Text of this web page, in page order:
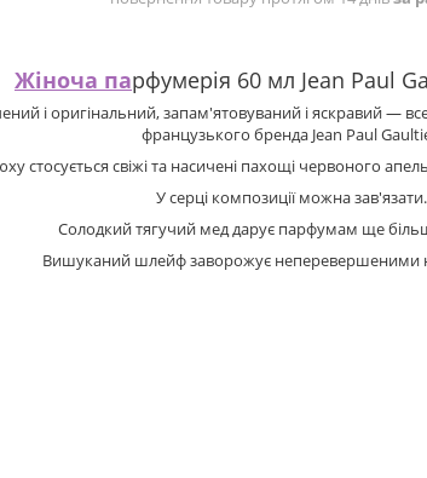
Жіноча парфумерія 60 мл Jean Paul
і оригінальний, запам'ятовуваний і яскравий —
французького бренда Jean Paul
стосується свіжі та насичені пахощі червоного
У серці композиції можна зав'язати.
Солодкий тягучий мед дарує парфумам ще
Вишуканий шлейф заворожує неперевершеними